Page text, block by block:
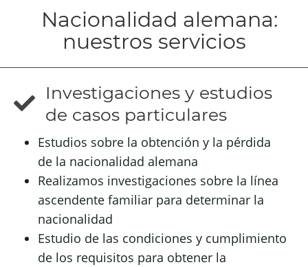
Nacionalidad alemana:
nuestros servicios
Investigaciones y estudios
de casos particulares
Estudios sobre la obtención y la pérdida
de la nacionalidad alemana
Realizamos investigaciones sobre la línea
ascendente familiar para determinar la
nacionalidad
Estudio de las condiciones y cumplimiento
de los requisitos para obtener la